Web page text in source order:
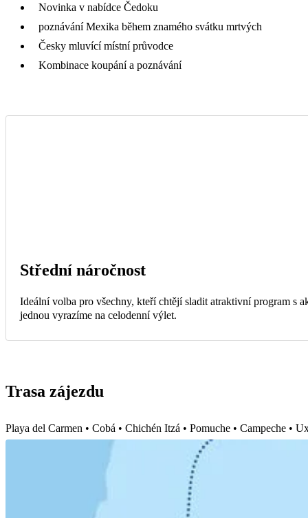
Novinka v nabídce Čedoku
poznávání Mexika během znamého svátku mrtvých
Česky mluvící místní průvodce
Kombinace koupání a poznávání
Střední náročnost
Ideální volba pro všechny, kteří chtějí sladit atraktivní program s
jednou vyrazíme na celodenní výlet.
Trasa zájezdu
Playa del Carmen • Cobá • Chichén Itzá • Pomuche • Campeche •